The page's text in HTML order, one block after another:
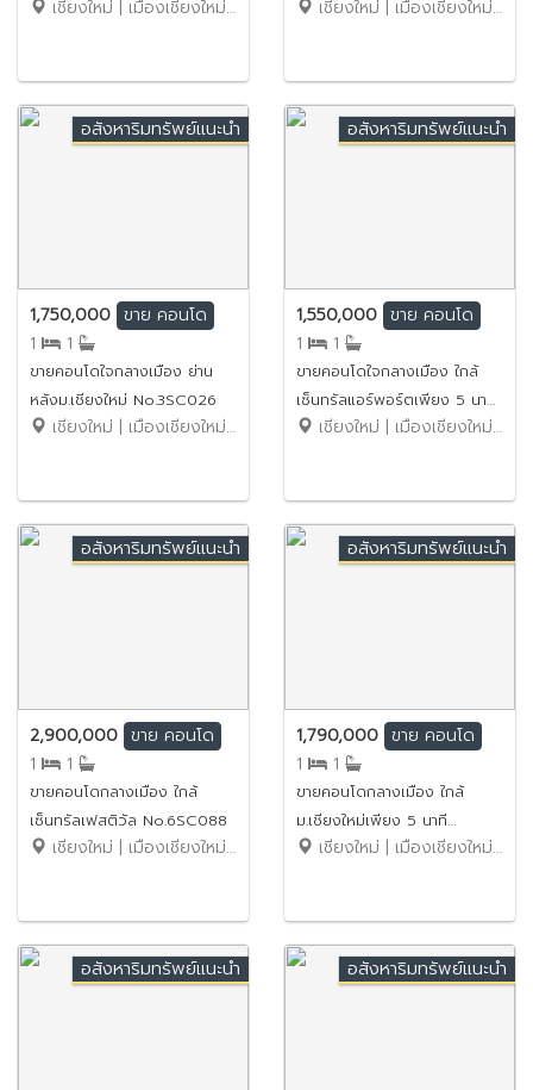
เชียงใหม่ | เมืองเชียงใหม่ | ช้างเผือก เชียงใหม่ | เมืองเชียงใหม่ | สุเทพ
อสังหาริมทรัพย์แนะนำ
1,750,000 ขาย คอนโด
1
1
ขายคอนโดใจกลางเมือง ย่าน
หลังม.เชียงใหม่ No.3SC026
เชียงใหม่ | เมืองเชียงใหม่ | สุเทพ
อสังหาริมทรัพย์แนะนำ
1,550,000 ขาย คอนโด
1
1
ขายคอนโดใจกลางเมือง ใกล้
เซ็นทรัลแอร์พอร์ตเพียง 5 นาที
No.1SC101
เชียงใหม่ | เมืองเชียงใหม่ | ช้างคลาน
อสังหาริมทรัพย์แนะนำ
2,900,000 ขาย คอนโด
1
1
ขายคอนโดกลางเมือง ใกล้
เซ็นทรัลเฟสติวัล No.6SC088
เชียงใหม่ | เมืองเชียงใหม่ | ฟ้าฮ่าม
อสังหาริมทรัพย์แนะนำ
1,790,000 ขาย คอนโด
1
1
ขายคอนโดกลางเมือง ใกล้
ม.เชียงใหม่เพียง 5 นาที
No.3SC025
เชียงใหม่ | เมืองเชียงใหม่ | สุเทพ
อสังหาริมทรัพย์แนะนำ อสังหาริมทรัพย์แนะนำ